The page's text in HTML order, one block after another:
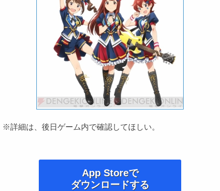
※詳細は、後日ゲーム内で確認してほしい。
App Storeで
ダウンロードする